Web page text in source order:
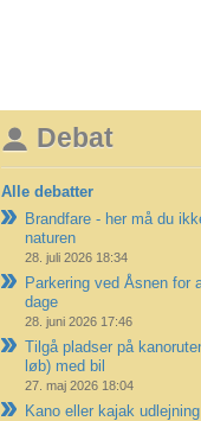
Debat
Alle debatter
Brandfare - her må du
naturen
28. juli 2026 18:34
Parkering ved Åsnen for
dage
28. juni 2026 17:46
Tilgå pladser på
løb) med bil
27. maj 2026 18:04
Kano eller kajak